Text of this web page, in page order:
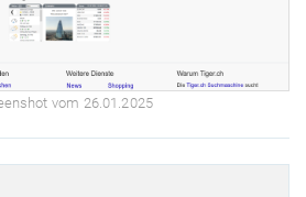
vom 26.01.2025